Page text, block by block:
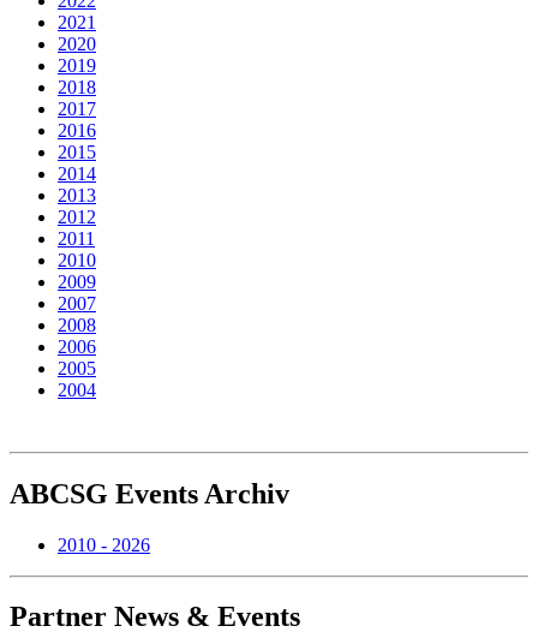
2021
2020
2019
2018
2017
2016
2015
2014
2013
2012
2011
2010
2009
2007
2008
2006
2005
2004
ABCSG Events Archiv
2010 - 2026
Partner News & Events